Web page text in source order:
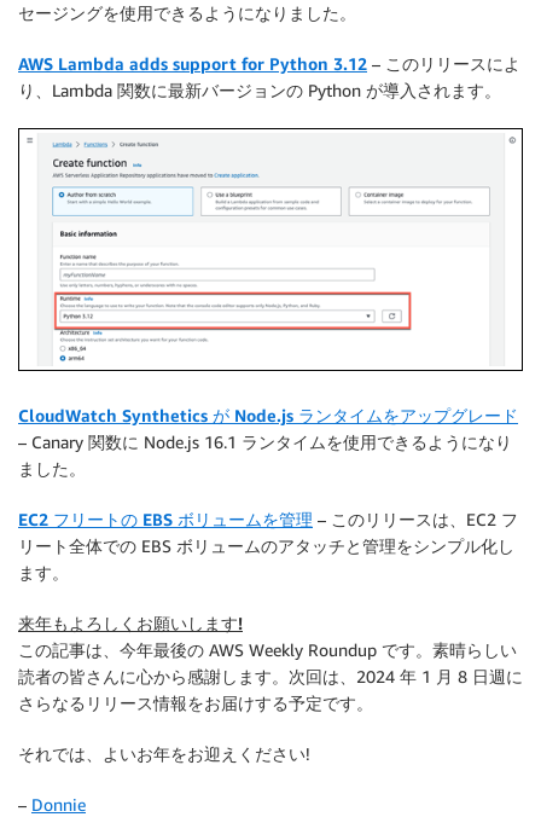
セージングを使用できるようになりました。
AWS Lambda adds support for Python 3.12 – このリリースによ
り、Lambda 関数に最新バージョンの Python が導入されます。
CloudWatch Synthetics が Node.js ランタイムをアップグレード
– Canary 関数に Node.js 16.1 ランタイムを使用できるようになり
ました。
EC2 フリートの EBS ボリュームを管理 – このリリースは、EC2 フ
リート全体での EBS ボリュームのアタッチと管理をシンプル化し
ます。
来年もよろしくお願いします!
この記事は、今年最後の AWS Weekly Roundup です。素晴らしい
読者の皆さんに心から感謝します。次回は、2024 年 1 月 8 日週に
さらなるリリース情報をお届けする予定です。
それでは、よいお年をお迎えください!
– Donnie